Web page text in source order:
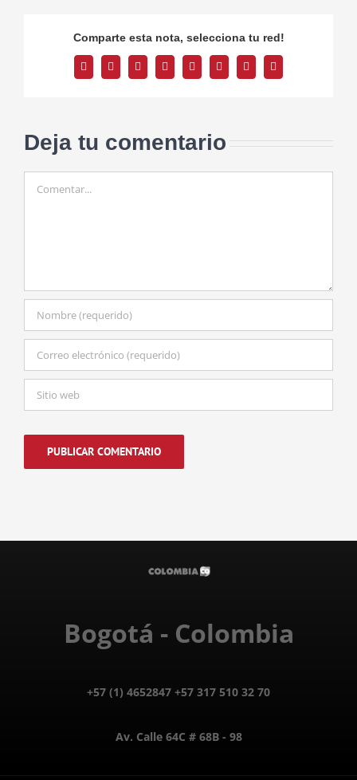
Comparte esta nota, selecciona tu red!
FacebookTwitterRedditLinkedInTumblrPinterest
Vk
Correo
electrónico
Deja tu comentario
Bogotá - Colombia
+57 (1) 4652847 +57 317 510 32 70
Av. Calle 64C # 68B - 98